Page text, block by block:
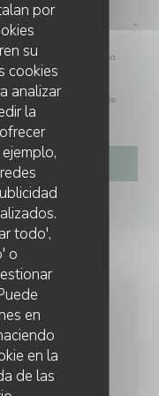
por
su
cookies
analizar
la
todo',
o
en
en la
de las
ejercer su derecho a no
Lista Robinson:
de sus datos, consulte